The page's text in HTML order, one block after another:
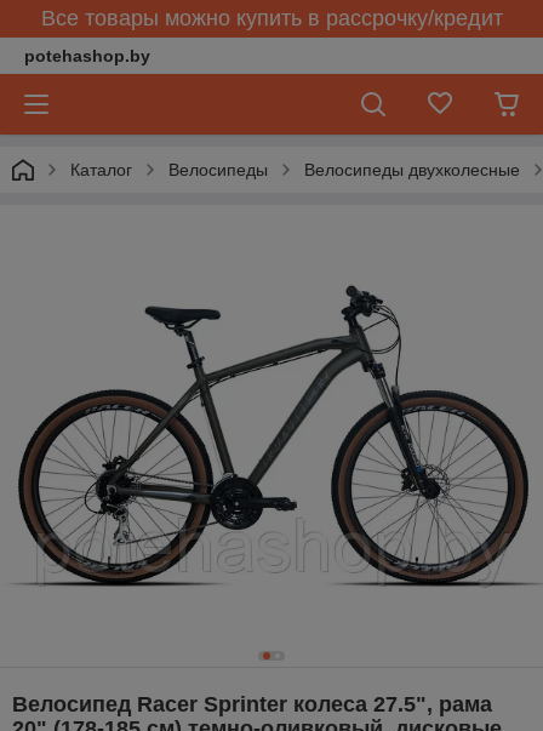
Все товары можно купить в рассрочку/кредит
potehashop.by
Каталог Велосипеды Велосипеды двухколесные
Велосипед Racer Sprinter колеса 27.5", рама